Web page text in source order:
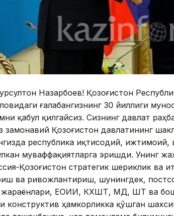
Назарбоев! Қозоғистон
ғалабангизнинг 30 йиллиги
қабул қилгайсиз. Сизнинг давлат
замонавий Қозоғистон давлатининг
республика иқтисодий,
муваффақиятларга эришди. Унинг
Қозоғистон стратегик шериклик ва
ва ривожлантириш, шунингдек,
жараёнлари, ЕОИИ, КХШТ, МДҲ, ШҲТ ва
конструктив ҳамкорликка қўшган